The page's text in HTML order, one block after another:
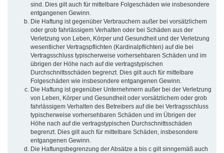
sind. Dies gilt auch für mittelbare Folgeschäden wie insbesondere
entgangenen Gewinn.
Die Haftung ist gegenüber Verbrauchern außer bei vorsätzlichem
oder grob fahrlässigem Verhalten oder bei Schäden aus der
Verletzung von Leben, Körper und Gesundheit und der Verletzung
wesentlicher Vertragspflichten (Kardinalpflichten) auf die bei
Vertragsschluss typischerweise vorhersehbaren Schäden und im
übrigen der Höhe nach auf die vertragstypischen
Durchschnittsschäden begrenzt. Dies gilt auch für mittelbare
Folgeschäden wie insbesondere entgangenen Gewinn.
Die Haftung ist gegenüber Unternehmern außer bei der Verletzung
von Leben, Körper und Gesundheit oder vorsätzlichem oder grob
fahrlässigem Verhalten des Betreibers auf die bei Vertragsschluss
typischerweise vorhersehbaren Schäden und im Übrigen der
Höhe nach auf die vertragstypischen Durchschnittsschäden
begrenzt. Dies gilt auch für mittelbare Schäden, insbesondere
entgangenen Gewinn.
Die Haftungsbegrenzung der Absätze a bis c gilt sinngemäß auch